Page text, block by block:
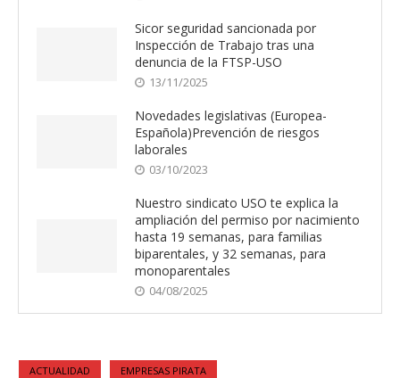
Sicor seguridad sancionada por
Inspección de Trabajo tras una
denuncia de la FTSP-USO
13/11/2025
Novedades legislativas (Europea-
Española)Prevención de riesgos
laborales
03/10/2023
Nuestro sindicato USO te explica la
ampliación del permiso por nacimiento
hasta 19 semanas, para familias
biparentales, y 32 semanas, para
monoparentales
04/08/2025
ACTUALIDAD EMPRESAS PIRATA